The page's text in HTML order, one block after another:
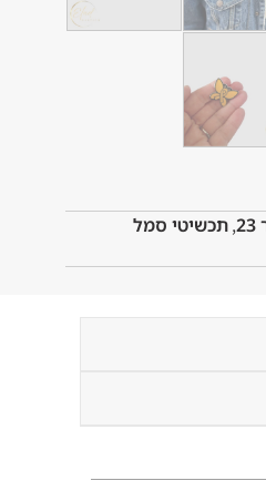
,תכשיטי סמל